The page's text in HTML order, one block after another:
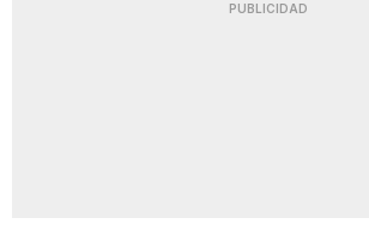
PUBLICIDAD